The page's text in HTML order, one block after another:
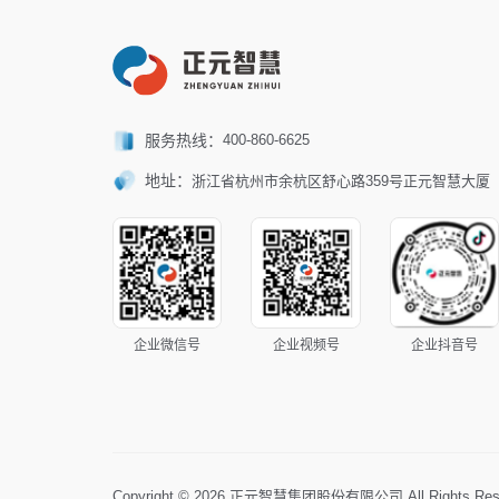
服务热线：400-860-6625
地址：浙江省杭州市余杭区舒心路359号正元智慧大厦
企业微信号 企业视频号 企业抖音号